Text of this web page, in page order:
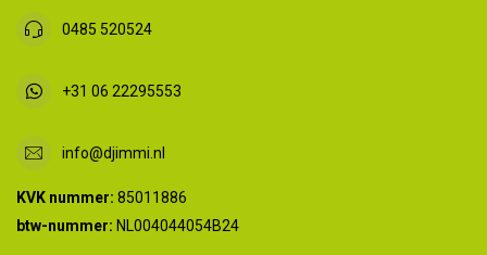
0485 520524
+31 06 22295553
info@djimmi.nl
KVK nummer: 85011886
btw-nummer: NL004044054B24